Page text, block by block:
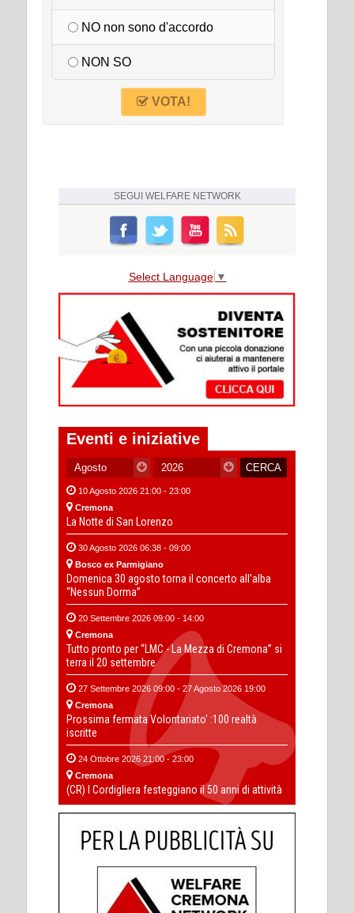
NO non sono d'accordo
NON SO
VOTA!
SEGUI WELFARE NETWORK
Select Language ▼
Eventi e iniziative
10 Agosto 2026 21:00 - 23:00
Cremona
La Notte di San Lorenzo
30 Agosto 2026 06:38 - 09:00
Bosco ex Parmigiano
Domenica 30 agosto torna il concerto all’alba
“Nessun Dorma”
20 Settembre 2026 09:00 - 14:00
Cremona
Tutto pronto per “LMC - La Mezza di Cremona” si
terra il 20 settembre
27 Settembre 2026 09:00 - 27 Agosto 2026 19:00
Cremona
Prossima fermata Volontariato' :100 realtà
iscritte
24 Ottobre 2026 21:00 - 23:00
Cremona
(CR) I Cordigliera festeggiano il 50 anni di attività